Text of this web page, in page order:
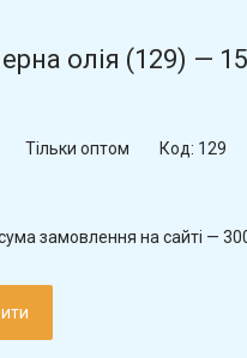
олія (129) —
Тільки оптом Код: 129
замовлення на сайті —